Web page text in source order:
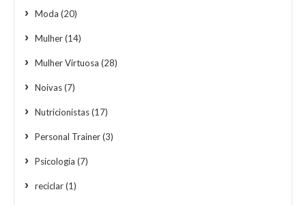
Moda (20)
Mulher(14)
Mulher Virtuosa (28)
Noivas(7)
Nutricionistas(17)
Personal Trainer(3)
Psicologia (7)
reciclar(1)